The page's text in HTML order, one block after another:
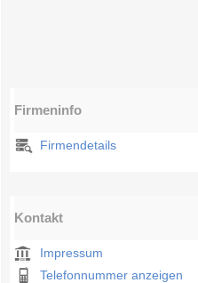
Firmeninfo
Firmendetails
Kontakt
Impressum
Telefonnummer anzeigen